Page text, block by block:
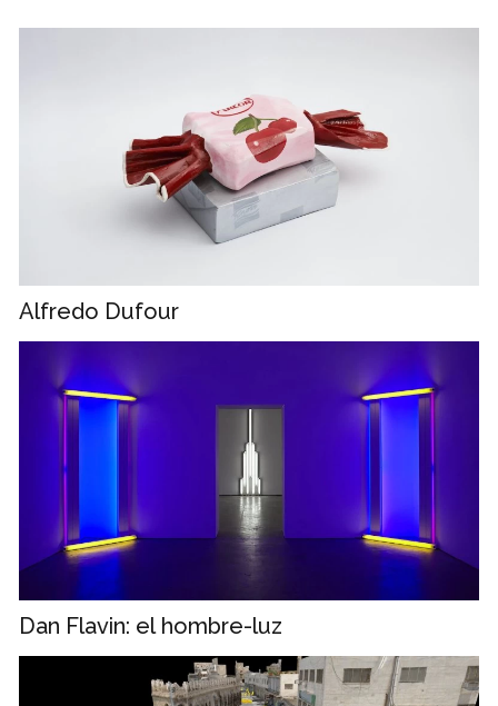
Alfredo Dufour
Dan Flavin: el hombre-luz